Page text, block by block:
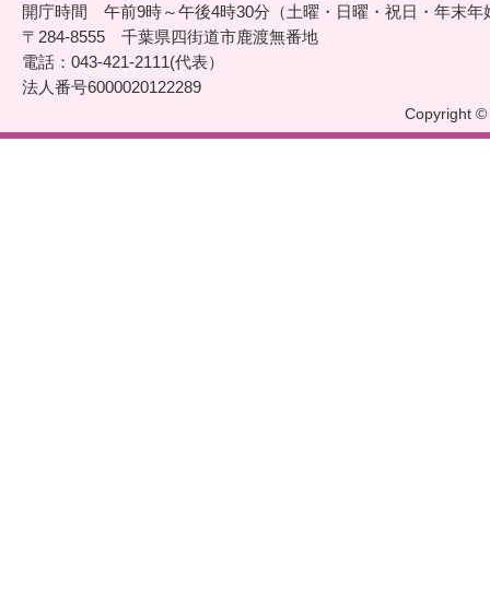
開庁時間 午前9時～午後4時30分（土曜・日曜・祝日・年末年
〒284-8555 千葉県四街道市鹿渡無番地
電話：043-421-2111(代表）
法人番号6000020122289
Copyright ©